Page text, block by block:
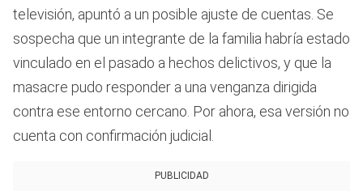
televisión, apuntó a un posible ajuste de cuentas. Se
sospecha que un integrante de la familia habría estado
vinculado en el pasado a hechos delictivos, y que la
masacre pudo responder a una venganza dirigida
contra ese entorno cercano. Por ahora, esa versión no
cuenta con confirmación judicial.
PUBLICIDAD